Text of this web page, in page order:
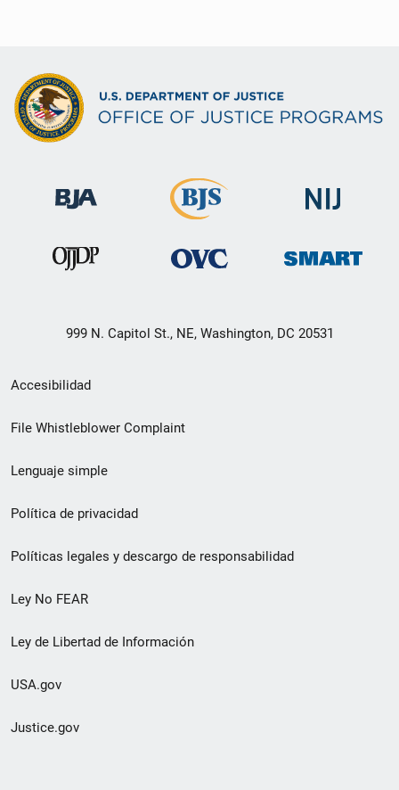
999 N. Capitol St., NE, Washington, DC 20531
Menú
de
de
pie
de
página
Accesibilidad
File Whistleblower Complaint
Lenguaje simple
Política de privacidad
Políticas legales y descargo de responsabilidad
Ley No FEAR
Ley de Libertad de Información
USA.gov
Justice.gov